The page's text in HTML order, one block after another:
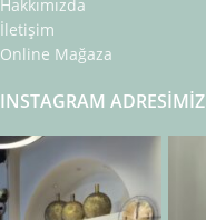
Hakkımızda
İletişim
Online Mağaza
INSTAGRAM ADRESIMIZ